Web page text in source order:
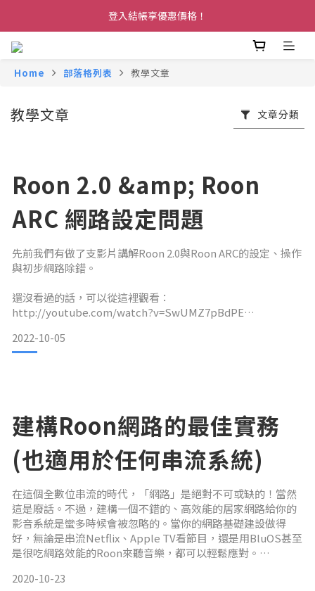
登入結帳享優惠價格！
Home 部落格列表 教學文章
教學文章 文章分類
Roon 2.0 &amp; Roon
ARC 網路設定問題
先前我們有做了支影片講解Roon 2.0與Roon ARC的設定、操作
與初步網路除錯。
還沒看過的話，可以從這裡觀看：
http://youtube.com/watch?v=SwUMZ7pBdPE
這裡要先說，如同影片中有提到，大部分的狀況下，Roon
Core會幫用戶自動設定，然後就可以開心使用Roon ARC的功
成的問題，通常在Router或是Wi-Fi Router設定「Port
Forwarding」就可以了。設定方式請參
2022-10-05
建構Roon網路的最佳實務
(也適用於任何串流系統)
在這個全數位串流的時代，「網路」是絕對不可或缺的！當然
這是廢話。不過，建構一個不錯的、高效能的居家網路給你的
影音系統是蠻多時候會被忽略的。當你的網路基礎建設做得
好，無論是串流Netflix、Apple TV看節目，還是用BluOS甚至
是很吃網路效能的Roon來聽音樂，都可以輕鬆應對。
無論你家的大小、音響系統大小，重要的串流器材我們建議：
2020-10-23